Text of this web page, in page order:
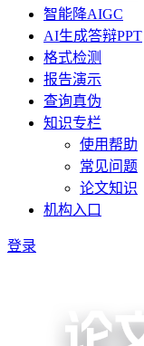
智能降AIGC
AI生成答辩PPT
格式检测
报告演示
查询真伪
知识专栏
使用帮助
常见问题
论文知识
机构入口
登录